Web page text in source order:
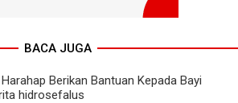
BACA JUGA
Berikan Bantuan Kepada Bayi
hidrosefalus